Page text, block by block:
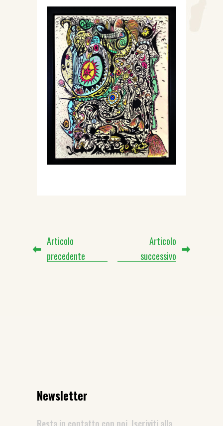
Articolo
precedente
Articolo
successivo
Newsletter